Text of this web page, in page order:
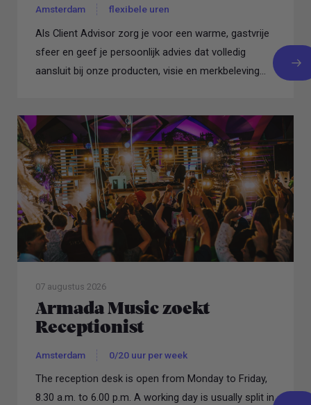
Amsterdam flexibele uren
Als Client Advisor zorg je voor een warme, gastvrije
sfeer en geef je persoonlijk advies dat volledig
aansluit bij onze producten, visie en merkbeleving...
07 augustus 2026
Armada Music zoekt
Receptionist
Amsterdam 0/20 uur per week
The reception desk is open from Monday to Friday,
8.30 a.m. to 6.00 p.m. A working day is usually split in